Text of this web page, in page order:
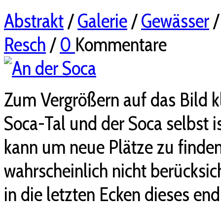
Abstrakt/Galerie/Gewässer
Resch/0 Kommentare
Zum Vergrößern auf das Bild
Soca-Tal und der Soca selbst
kann um neue Plätze zu
wahrscheinlich nicht
in die letzten Ecken dieses